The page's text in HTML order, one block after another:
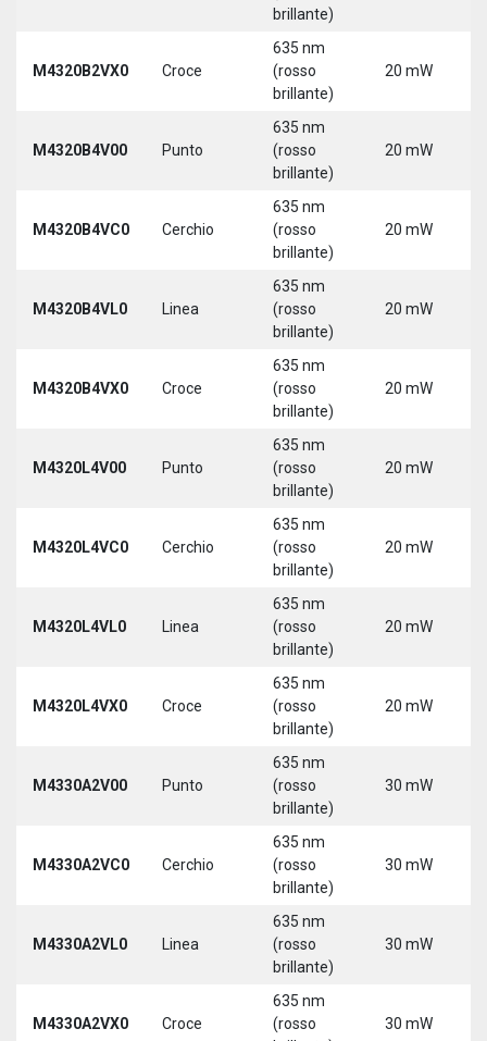
brillante)
M4320B2VX0 Croce
635 nm
(rosso
brillante)
20 mW
M4320B4V00 Punto
635 nm
(rosso
brillante)
20 mW
M4320B4VC0 Cerchio
635 nm
(rosso
brillante)
20 mW
M4320B4VL0 Linea
635 nm
(rosso
brillante)
20 mW
M4320B4VX0 Croce
635 nm
(rosso
brillante)
20 mW
M4320L4V00 Punto
635 nm
(rosso
brillante)
20 mW
M4320L4VC0 Cerchio
635 nm
(rosso
brillante)
20 mW
M4320L4VL0 Linea
635 nm
(rosso
brillante)
20 mW
M4320L4VX0 Croce
635 nm
(rosso
brillante)
20 mW
M4330A2V00 Punto
635 nm
(rosso
brillante)
30 mW
M4330A2VC0 Cerchio
635 nm
(rosso
brillante)
30 mW
M4330A2VL0 Linea
635 nm
(rosso
brillante)
30 mW
M4330A2VX0 Croce
635 nm
(rosso
30 mW